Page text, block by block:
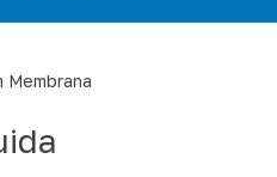
Membrana